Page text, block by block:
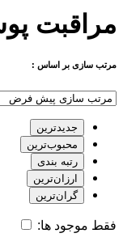
مراقبت
مرتب سازی بر اساس :
جدیدترین
محبوب‌ترین
رتبه بندی
ارزان‌ترین
گران‌ترین
فقط موجود ها: